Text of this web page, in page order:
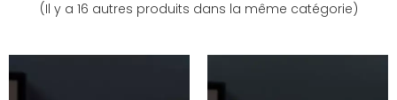
(Il y a 16 autres produits dans la même catégorie)